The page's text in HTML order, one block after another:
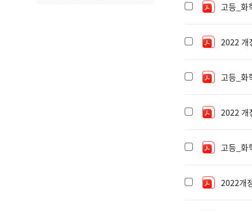
고등_화
2022 개
고등_화
2022 개
고등_화
2022개